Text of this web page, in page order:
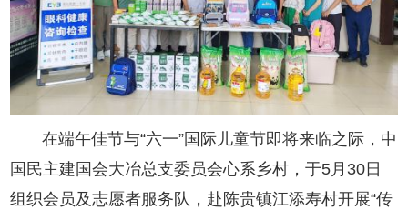
在端午佳节与“六一”国际儿童节即将来临之际，中
国民主建国会大冶总支委员会心系乡村，于5月30日
组织会员及志愿者服务队，赴陈贵镇江添寿村开展“传